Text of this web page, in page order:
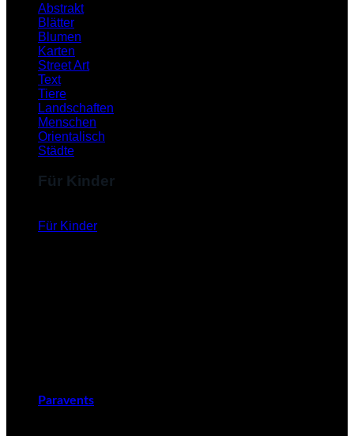
Abstrakt
Blätter
Blumen
Karten
Street Art
Text
Tiere
Landschaften
Menschen
Orientalisch
Städte
Für Kinder
Für Kinder
Paravents